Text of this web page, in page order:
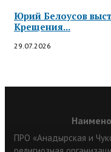
Юрий Белоусов
Крещения...
29.07.2026
ПРО «Анадырская и